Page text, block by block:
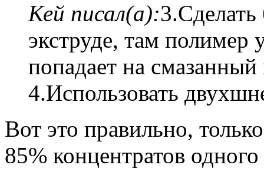
Кей писал(а):3.Сделать
экструде, там полимер
попадает на
4.Использовать
Вот это правильно,
85% концентратов